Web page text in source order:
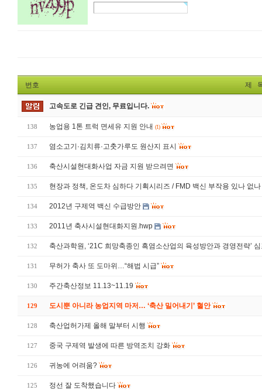
번호 제
고속도로 긴급 견인, 무료입니다.
138 농업용 1톤 트럭 면세유 지원 안내 (1)
137 염소고기·김치류·고춧가루도 원산지 표시
136 축산시설현대화사업 자금 지원 받으려면
135 현장과 정책, 온도차 심하다 기획시리즈 / FMD 백신 부작용 있나 없나
134 2012년 구제역 백신 수급방안
133 2011년 축사시설현대화지원.hwp
132 축산과학원, ‘21C 희망축종인 흑염소산업의 육성방안과 경영전략’
131 무허가 축사 또 도마위…“해법 시급”
130 주간축산정보 11.13~11.19
129 도시뿐 아니라 농업지역 마저… ‘축산 밀어내기’ 혈안
128 축산업허가제 올해 말부터 시행
127 중국 구제역 발생에 따른 방역조치 강화
126 귀농에 어려움?
125 정선 잘 도착했습니다